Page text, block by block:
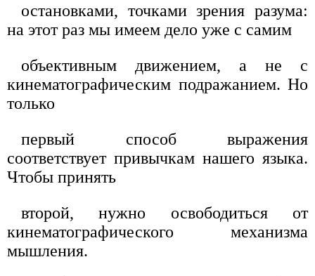
остановками, точками зрения разума:
на этот раз мы имеем дело уже с самим
объективным движением, а не с
кинематографическим подражанием. Но
только
первый способ выражения
соответствует привычкам нашего языка.
Чтобы принять
второй, нужно освободиться от
кинематографического механизма
мышления.